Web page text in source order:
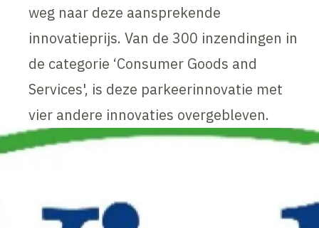
weg naar deze aansprekende
innovatieprijs. Van de 300 inzendingen in
de categorie ‘Consumer Goods and
Services', is deze parkeerinnovatie met
vier andere innovaties overgebleven.